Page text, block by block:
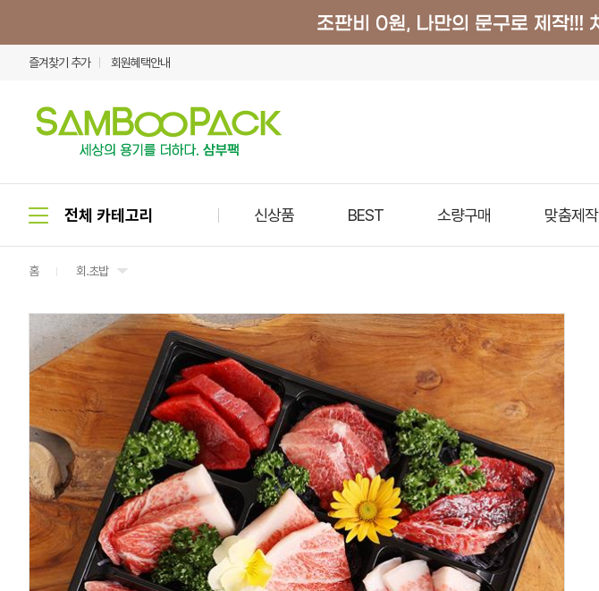
즐겨찾기 추가 회원혜택안내
신상품 BEST 소량구매 맞춤제작
홈 회.초밥